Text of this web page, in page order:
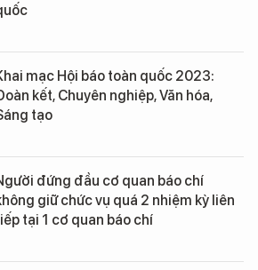
mạc Hội báo toàn quốc 2023:
kết, Chuyên nghiệp, Văn hóa,
tạo
đứng đầu cơ quan báo chí
giữ chức vụ quá 2 nhiệm kỳ liên
tại 1 cơ quan báo chí